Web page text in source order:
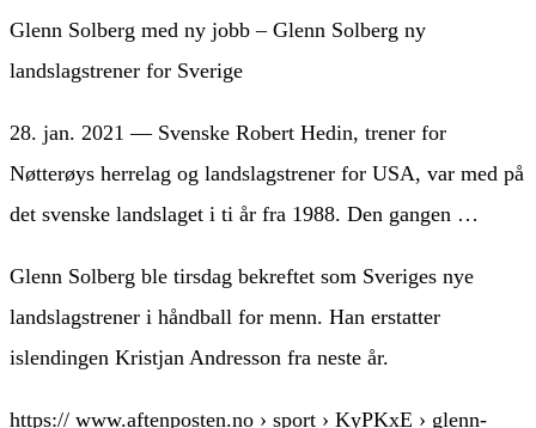
Glenn Solberg med ny jobb – Glenn Solberg ny
landslagstrener for Sverige
28. jan. 2021 — Svenske Robert Hedin, trener for
Nøtterøys herrelag og landslagstrener for USA, var med på
det svenske landslaget i ti år fra 1988. Den gangen …
Glenn Solberg ble tirsdag bekreftet som Sveriges nye
landslagstrener i håndball for menn. Han erstatter
islendingen Kristjan Andresson fra neste år.
https:// www.aftenposten.no › sport › KyPKxE › glenn-